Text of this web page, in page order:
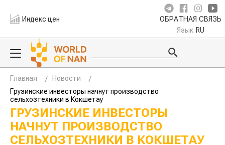
Индекс цен ОБРАТНАЯ СВЯЗЬ
Язык RU
Главная
Новости
Грузинские инвесторы начнут производство
сельхозтехники в Кокшетау
ГРУЗИНСКИЕ ИНВЕСТОРЫ
НАЧНУТ ПРОИЗВОДСТВО
СЕЛЬХОЗТЕХНИКИ В КОКШЕТАУ